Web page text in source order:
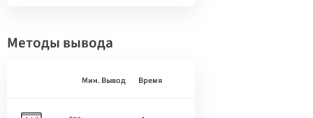
Методы вывода
Мин. Вывод Время